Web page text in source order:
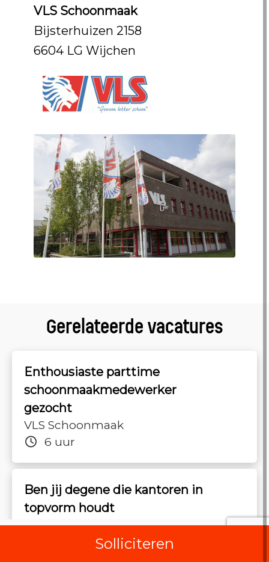
VLS Schoonmaak
Bijsterhuizen 2158
6604 LG Wijchen
Solliciteren
Gerelateerde vacatures
Enthousiaste parttime
schoonmaakmedewerker
gezocht
VLS Schoonmaak
6 uur
Ben jij degene die kantoren in
topvorm houdt
VLS Schoonmaak
Careerboard |Disclaimer